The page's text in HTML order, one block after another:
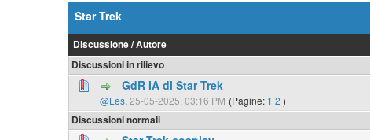
Star Trek
Discussione/Autore
Discussioni in rilievo
GdR IA di Star Trek
@Les, 25-05-2025, 03:16 PM (Pagine: 1 2 )
Discussioni normali